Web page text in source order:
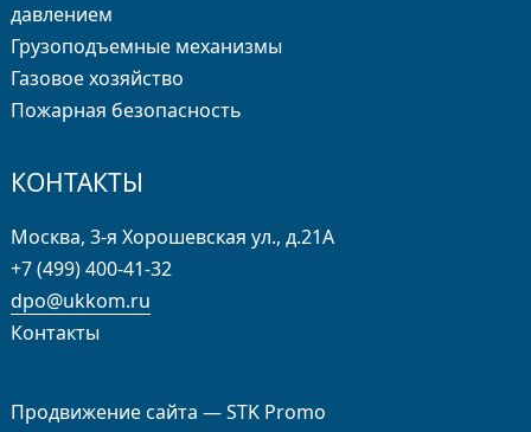
давлением
Грузо­подъемные механизмы
Газовое хозяйство
Пожарная безопасность
КОНТАКТЫ
Москва, 3-я Хорошевская ул., д.21А
+7 (499) 400-41-32
dpo@ukkom.ru
Контакты
Продвижение сайта —STK Promo